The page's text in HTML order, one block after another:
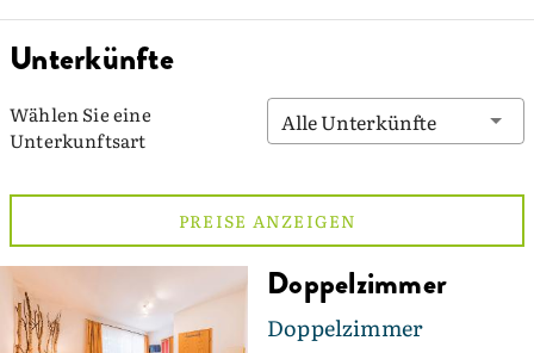
Unterkünfte
Wählen Sie eine
Unterkunftsart
Alle Unterkünfte
PREISE ANZEIGEN
Doppelzimmer
Doppelzimmer